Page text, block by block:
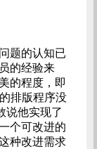
题的认知已
的经验来
的程度，即
排版程序没
说他实现了
个可改进的
种改进需求